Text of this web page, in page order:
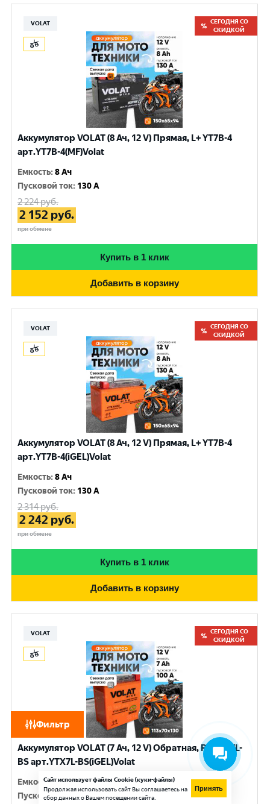
Фильтр
VOLAT
СЕГОДНЯ СО
СКИДКОЙ
Аккумулятор VOLAT (8 Ач, 12 V) Прямая, L+ YT7B-4
арт.YT7B-4(MF)Volat
Емкость:8 Ач
Пусковой ток: 130 A
2 224руб.
2 152 руб.
при обмене
Купить в 1 клик
Добавить в корзину
VOLAT
СЕГОДНЯ СО
СКИДКОЙ
Аккумулятор VOLAT (8 Ач, 12 V) Прямая, L+ YT7B-4
арт.YT7B-4(iGEL)Volat
Емкость:8 Ач
Пусковой ток: 130 A
2 314руб.
2 242 руб.
при обмене
Купить в 1 клик
Добавить в корзину
VOLAT
СЕГОДНЯ СО
СКИДКОЙ
Аккумулятор VOLAT (7 Ач, 12 V) Обратная, R+ YTX7L-
BS арт.YTX7L-BS(iGEL)Volat
Емкость:7 Ач
Пусковой ток:100 A
Сайт использует файлы Cookie (куки-файлы)
Продолжая использовать сайт Вы соглашаетесь на
сбор данных о Вашем посещении сайта.
Принять